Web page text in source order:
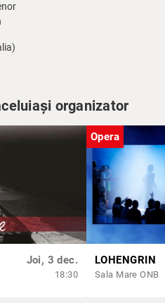
organizator
Joi, 3 dec.
18:30
Opera
LOHENGRIN
Sala Mare ONB